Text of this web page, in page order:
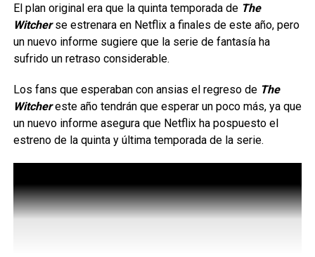
Se viene el gran final de
Stranger Things
También vemos a Holly Wheeler y Max Mayfield,
atrapados en la mente de Henry Creel, alias Vecna,
abriéndose paso a través de puertas y portales para
intentar reunirse con sus amigos, quienes se preparan
El plan original era que la quinta temporada de The
Witcher se estrenara en Netflix a finales de este año, pero
un nuevo informe sugiere que la serie de fantasía ha
sufrido un retraso considerable.
Los fans que esperaban con ansias el regreso de The
Witcher este año tendrán que esperar un poco más, ya que
un nuevo informe asegura que Netflix ha pospuesto el
estreno de la quinta y última temporada de la serie.